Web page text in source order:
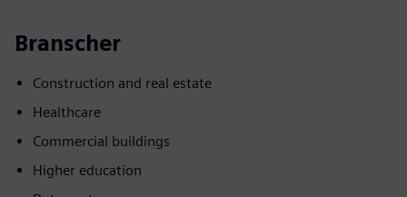
Branscher
Construction and real estate
Healthcare
Commercial buildings
Higher education